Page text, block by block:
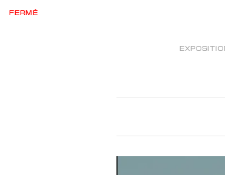
FERMÉ